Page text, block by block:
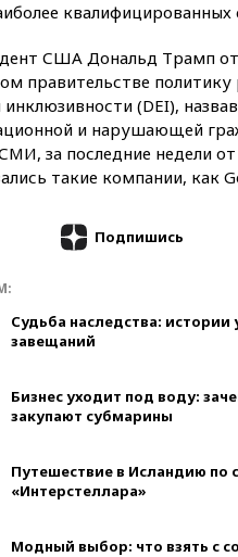
квалифицированных
США Дональд Трамп
правительстве политику
(DEI),
и нарушающей
за последние недели от
такие компании, как
Подпишись
Судьба наследства: истории
завещаний
Бизнес уходит под воду:
закупают субмарины
Путешествие в Исландию по
«Интерстеллара»
Модный выбор: что взять с